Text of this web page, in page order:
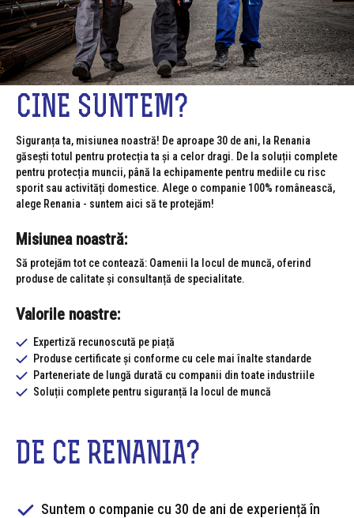
CINE SUNTEM?
Siguranța ta, misiunea noastră! De aproape 30 de ani, la Renania
găsești totul pentru protecția ta și a celor dragi. De la soluții complete
pentru protecția muncii, până la echipamente pentru mediile cu risc
sporit sau activități domestice. Alege o companie 100% românească,
alege Renania - suntem aici să te protejăm!
Misiunea noastră:
Să protejăm tot ce contează: Oamenii la locul de muncă, oferind
produse de calitate și consultanță de specialitate.
Valorile noastre:
Expertiză recunoscută pe piață
Produse certificate și conforme cu cele mai înalte standarde
Parteneriate de lungă durată cu companii din toate industriile
Soluții complete pentru siguranță la locul de muncă
DE CE RENANIA?
Suntem o companie cu 30 de ani de experiență în